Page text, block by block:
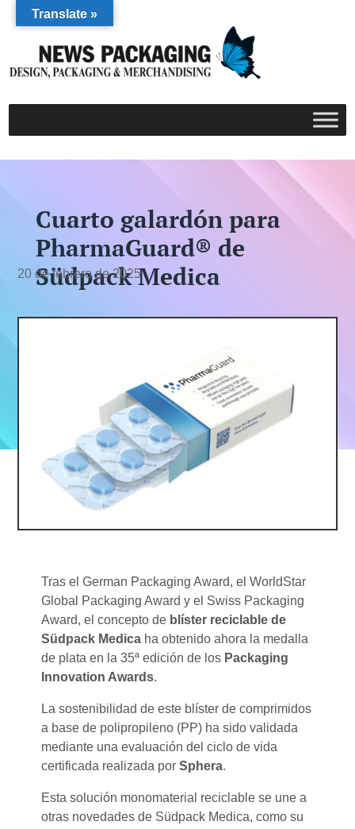
Cuarto galardón para
PharmaGuard® de
Südpack Medica
20 de febrero de 2025
Tras el German Packaging Award, el WorldStar
Global Packaging Award y el Swiss Packaging
Award, el concepto de blíster reciclable de
Südpack Medica ha obtenido ahora la medalla
de plata en la 35ª edición de los Packaging
Innovation Awards.
La sostenibilidad de este blíster de comprimidos
a base de polipropileno (PP) ha sido validada
mediante una evaluación del ciclo de vida
certificada realizada porSphera.
Esta solución monomaterial reciclable se une a
otras novedades de Südpack Medica, como su
Translate »